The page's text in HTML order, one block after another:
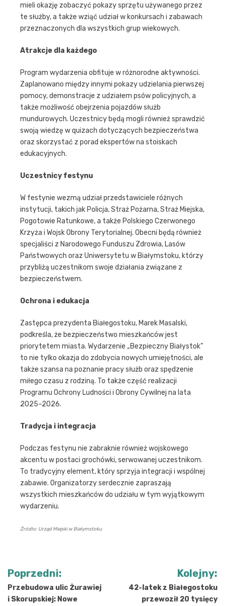
mieli okazję zobaczyć pokazy sprzętu używanego przez
te służby, a także wziąć udział w konkursach i zabawach
przeznaczonych dla wszystkich grup wiekowych.
Atrakcje dla każdego
Program wydarzenia obfituje w różnorodne aktywności.
Zaplanowano między innymi pokazy udzielania pierwszej
pomocy, demonstracje z udziałem psów policyjnych, a
także możliwość obejrzenia pojazdów służb
mundurowych. Uczestnicy będą mogli również sprawdzić
swoją wiedzę w quizach dotyczących bezpieczeństwa
oraz skorzystać z porad ekspertów na stoiskach
edukacyjnych.
Uczestnicy festynu
W festynie wezmą udział przedstawiciele różnych
instytucji, takich jak Policja, Straż Pożarna, Straż Miejska,
Pogotowie Ratunkowe, a także Polskiego Czerwonego
Krzyża i Wojsk Obrony Terytorialnej. Obecni będą również
specjaliści z Narodowego Funduszu Zdrowia, Lasów
Państwowych oraz Uniwersytetu w Białymstoku, którzy
przybliżą uczestnikom swoje działania związane z
bezpieczeństwem.
Ochrona i edukacja
Zastępca prezydenta Białegostoku, Marek Masalski,
podkreśla, że bezpieczeństwo mieszkańców jest
priorytetem miasta. Wydarzenie „Bezpieczny Białystok”
to nie tylko okazja do zdobycia nowych umiejętności, ale
także szansa na poznanie pracy służb oraz spędzenie
miłego czasu z rodziną. To także część realizacji
Programu Ochrony Ludności i Obrony Cywilnej na lata
2025–2026.
Tradycja i integracja
Podczas festynu nie zabraknie również wojskowego
akcentu w postaci grochówki, serwowanej uczestnikom.
To tradycyjny element, który sprzyja integracji i wspólnej
zabawie. Organizatorzy serdecznie zapraszają
wszystkich mieszkańców do udziału w tym wyjątkowym
wydarzeniu.
Źródło: Urząd Miejski w Białymstoku
Nawigacja
wpisu
Poprzedni:
Przebudowa ulic Żurawiej
i Skorupskiej: Nowe
Kolejny:
42-latek z Białegostoku
przewoził 20 tysięcy